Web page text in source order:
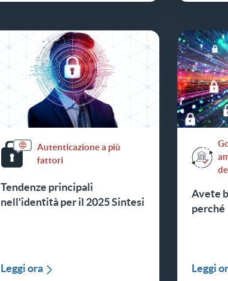
Autenticazione a più
fattori
Tendenze principali
nell'identità per il 2025 Sintesi
Leggi ora
Avete
perché
Leggi